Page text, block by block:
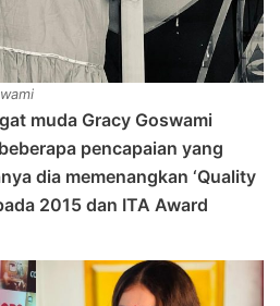
muda Gracy Goswami
pencapaian yang
dia memenangkan ‘Quality
2015 dan ITA Award